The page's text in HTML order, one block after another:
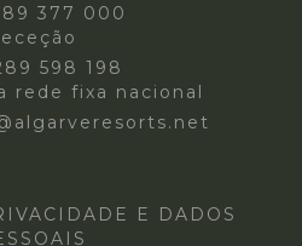
377 000
598 198
rede fixa nacional
E DADOS